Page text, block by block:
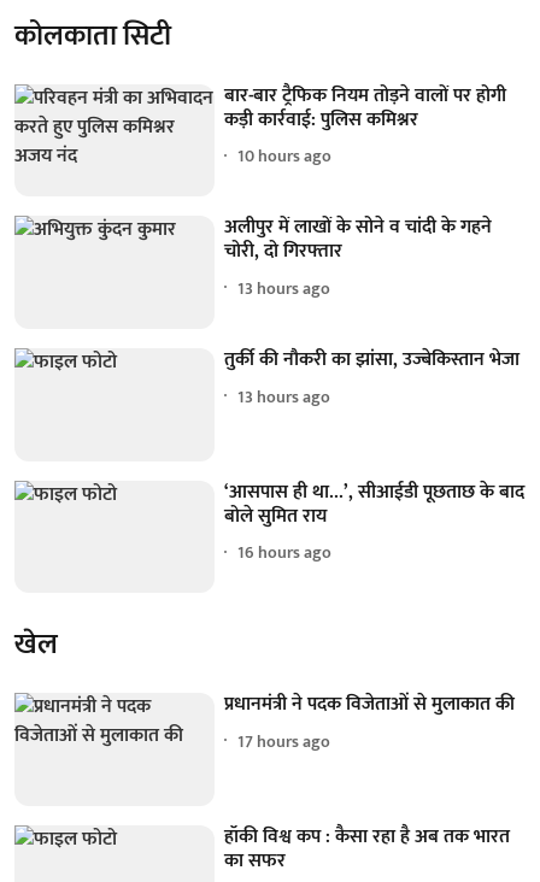
कोलकाता सिटी
बार-बार ट्रैफिक नियम तोड़ने वालों पर होगी
कड़ी कार्रवाई: पुलिस कमिश्नर
10 hours ago
अलीपुर में लाखों के सोने व चांदी के गहने
चोरी, दो गिरफ्तार
13 hours ago
तुर्की की नौकरी का झांसा, उज्बेकिस्तान भेजा
13 hours ago
‘आसपास ही था...’, सीआईडी पूछताछ के बाद
बोले सुमित राय
16 hours ago
खेल
प्रधानमंत्री ने पदक विजेताओं से मुलाकात की
17 hours ago
हॉकी विश्व कप : कैसा रहा है अब तक भारत
का सफर